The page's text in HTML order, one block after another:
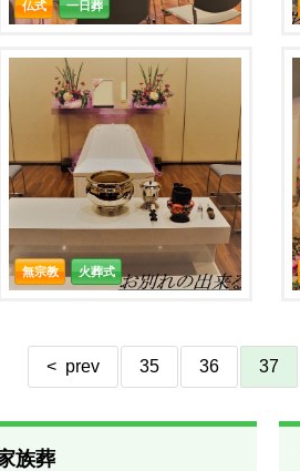
仏式 一日葬
無宗教 火葬式
< prev 35 36 37
族葬